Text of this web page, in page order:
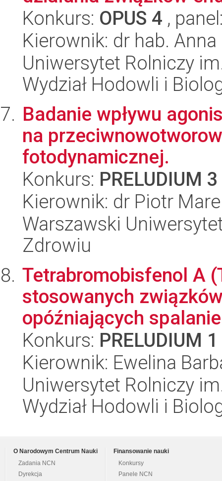
Konkurs: OPUS 4 ,
Kierownik: dr hab.
Uniwersytet Rolniczy
Wydział Hodowli i
Badanie wpływu
na
fotodynamicznej.
Konkurs: PRELUDIUM 3
Kierownik: dr Piotr
Warszawski
Zdrowiu
Tetrabromobisfenol A
stosowanych
opóźniających
Konkurs: PRELUDIUM 1
Kierownik: Ewelina
Uniwersytet Rolniczy
Wydział Hodowli i
O Narodowym Centrum Nauki
Zadania NCN
Dyrekcja
Finansowanie nauki
Konkursy
Panele NCN